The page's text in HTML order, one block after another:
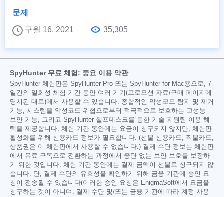
문제
구월 16, 2021
35,305
SpyHunter 무료 체험: 중요 이용 약관
SpyHunter 체험판은 SpyHunter Pro 또는 SpyHunter for Mac용으로, 7
일간의 일회성 체험 기간 동안 여러 기기(프로모션 자료/구매 페이지에
명시된 대로)에서 사용할 수 있습니다. 종합적인 악성코드 탐지 및 제거
기능, 시스템을 악성코드 위협으로부터 적극적으로 보호하는 고성능
보안 기능, 그리고 SpyHunter 헬프데스크를 통한 기술 지원팀 이용 혜
택을 제공합니다. 체험 기간 동안에는 요금이 청구되지 않지만, 체험판
활성화를 위해 신용카드 정보가 필요합니다. (선불 신용카드, 직불카드,
상품권은 이 체험판에서 사용할 수 없습니다.) 결제 수단 정보는 체험판
에서 유료 구독으로 전환하는 과정에서 중단 없는 보안 보호를 보장하
기 위한 것입니다. 체험 기간 동안에는 결제 금액이 선불로 청구되지 않
습니다. 단, 결제 수단의 유효성을 확인하기 위해 금융 기관에 승인 요
청이 전송될 수 있습니다(이러한 승인 요청은 EnigmaSoft에서 요금을
청구하는 것이 아니며, 결제 수단 및/또는 금융 기관에 따라 계정 사용